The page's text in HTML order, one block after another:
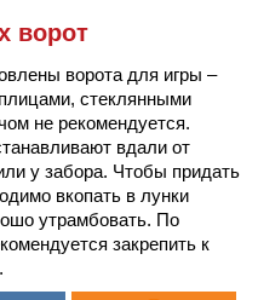
ворот
ворота для игры –
стеклянными
не рекомендуется.
вдали от
у забора. Чтобы придать
вкопать в лунки
утрамбовать. По
закрепить к